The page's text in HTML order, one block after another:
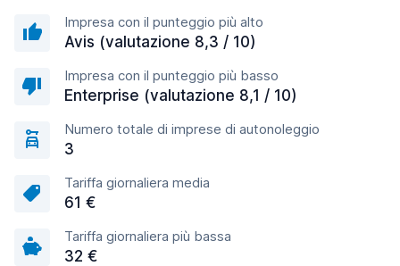
Impresa con il punteggio più alto
Avis (valutazione 8,3 / 10)
Impresa con il punteggio più basso
Enterprise (valutazione 8,1 / 10)
Numero totale di imprese di autonoleggio
3
Tariffa giornaliera media
61 €
Tariffa giornaliera più bassa
32 €